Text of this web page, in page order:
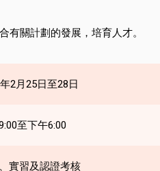
有關計劃的發展，培育人才。
2月25日至28日
至下午6:00
實習及認證考核